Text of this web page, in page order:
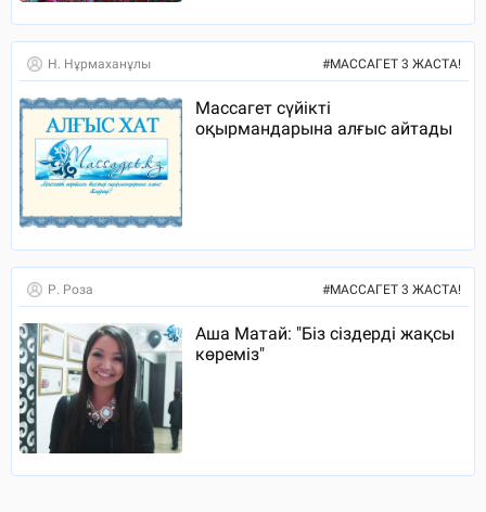
Н. Нұрмаханұлы #МАССАГЕТ 3 ЖАСТА!
Массагет сүйікті
оқырмандарына алғыс айтады
Р. Роза #МАССАГЕТ 3 ЖАСТА!
Аша Матай: "Біз сіздерді жақсы
көреміз"